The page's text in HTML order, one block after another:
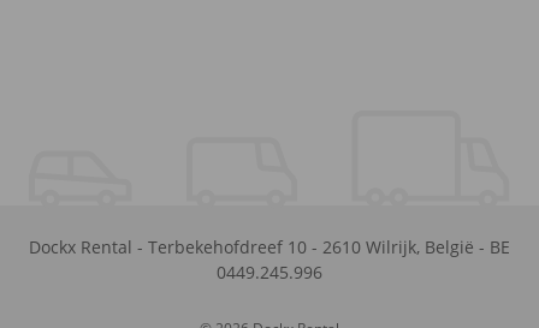
Dockx Rental - Terbekehofdreef 10 - 2610 Wilrijk, België - BE
0449.245.996